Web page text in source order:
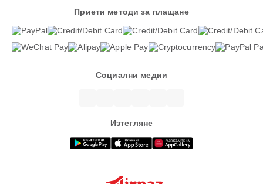
Приети методи за плащане
Социални медии
Изтегляне